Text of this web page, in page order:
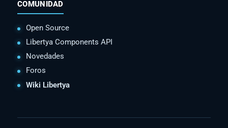
COMUNIDAD
Open Source
Libertya Components API
Novedades
Foros
Wiki Libertya